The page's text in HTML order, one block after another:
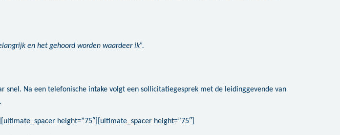
en het gehoord worden waardeer ik”.
snel. Na een telefonische intake volgt een sollicitatiegesprek met de leidinggevende van
height=”75″][ultimate_spacer height=”75″]